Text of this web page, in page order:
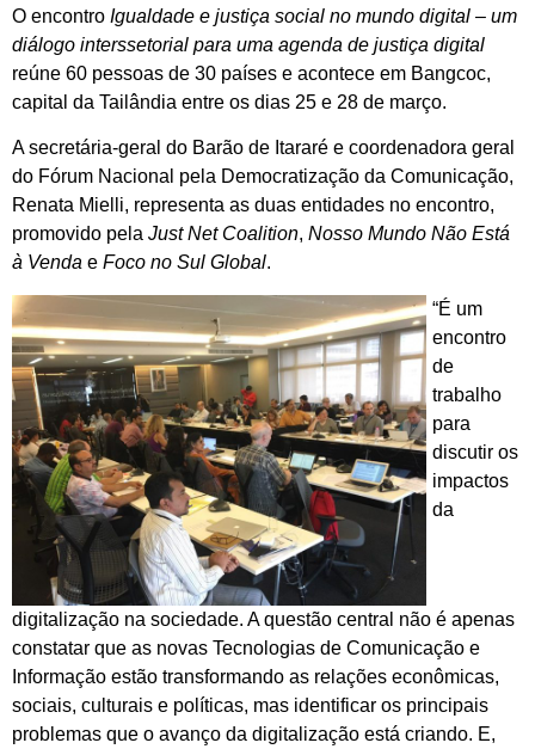
O encontro Igualdade e justiça social no mundo digital – um
diálogo interssetorial para uma agenda de justiça digital
reúne 60 pessoas de 30 países e acontece em Bangcoc,
capital da Tailândia entre os dias 25 e 28 de março.
A secretária-geral do Barão de Itararé e coordenadora geral
do Fórum Nacional pela Democratização da Comunicação,
Renata Mielli, representa as duas entidades no encontro,
promovido pela Just Net Coalition, Nosso Mundo Não Está
à Venda e Foco no Sul Global.
“É um
encontro
de
trabalho
para
discutir os
impactos
da
digitalização na sociedade. A questão central não é apenas
constatar que as novas Tecnologias de Comunicação e
Informação estão transformando as relações econômicas,
sociais, culturais e políticas, mas identificar os principais
problemas que o avanço da digitalização está criando. E,